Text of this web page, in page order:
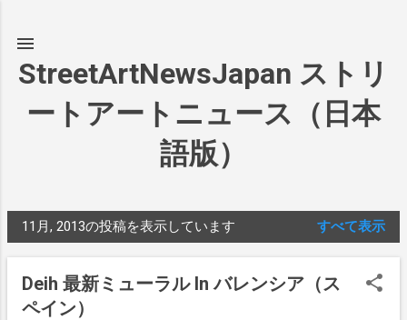
StreetArtNewsJapan ストリ
ートアートニュース（日本
語版）
投
11月, 2013の投稿を表示しています すべて表示
Deih 最新ミューラル In バレンシア（ス
ペイン）